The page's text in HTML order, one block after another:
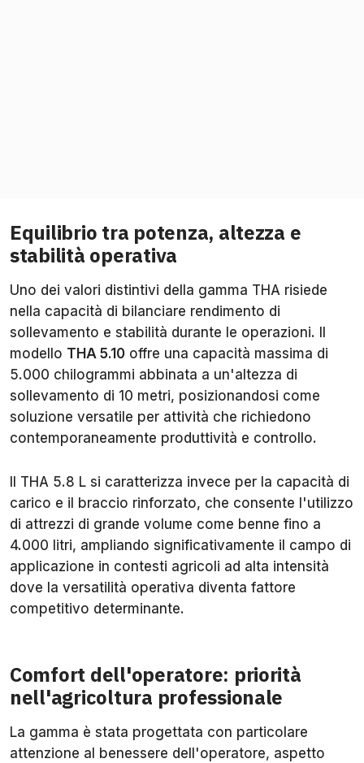
Equilibrio tra potenza, altezza e
stabilità operativa
Uno dei valori distintivi della gamma THA risiede
nella capacità di bilanciare rendimento di
sollevamento e stabilità durante le operazioni. Il
modello THA 5.10 offre una capacità massima di
5.000 chilogrammi abbinata a un'altezza di
sollevamento di 10 metri, posizionandosi come
soluzione versatile per attività che richiedono
contemporaneamente produttività e controllo.
Il THA 5.8 L si caratterizza invece per la capacità di
carico e il braccio rinforzato, che consente l'utilizzo
di attrezzi di grande volume come benne fino a
4.000 litri, ampliando significativamente il campo di
applicazione in contesti agricoli ad alta intensità
dove la versatilità operativa diventa fattore
competitivo determinante.
Comfort dell'operatore: priorità
nell'agricoltura professionale
La gamma è stata progettata con particolare
attenzione al benessere dell'operatore, aspetto